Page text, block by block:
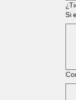
Si